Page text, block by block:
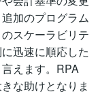
加のプログラム
スケーラビリテ
迅速に順応した
えます。RPA
な助けとなりま